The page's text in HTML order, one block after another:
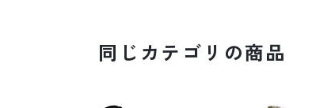
同じカテゴリの商品